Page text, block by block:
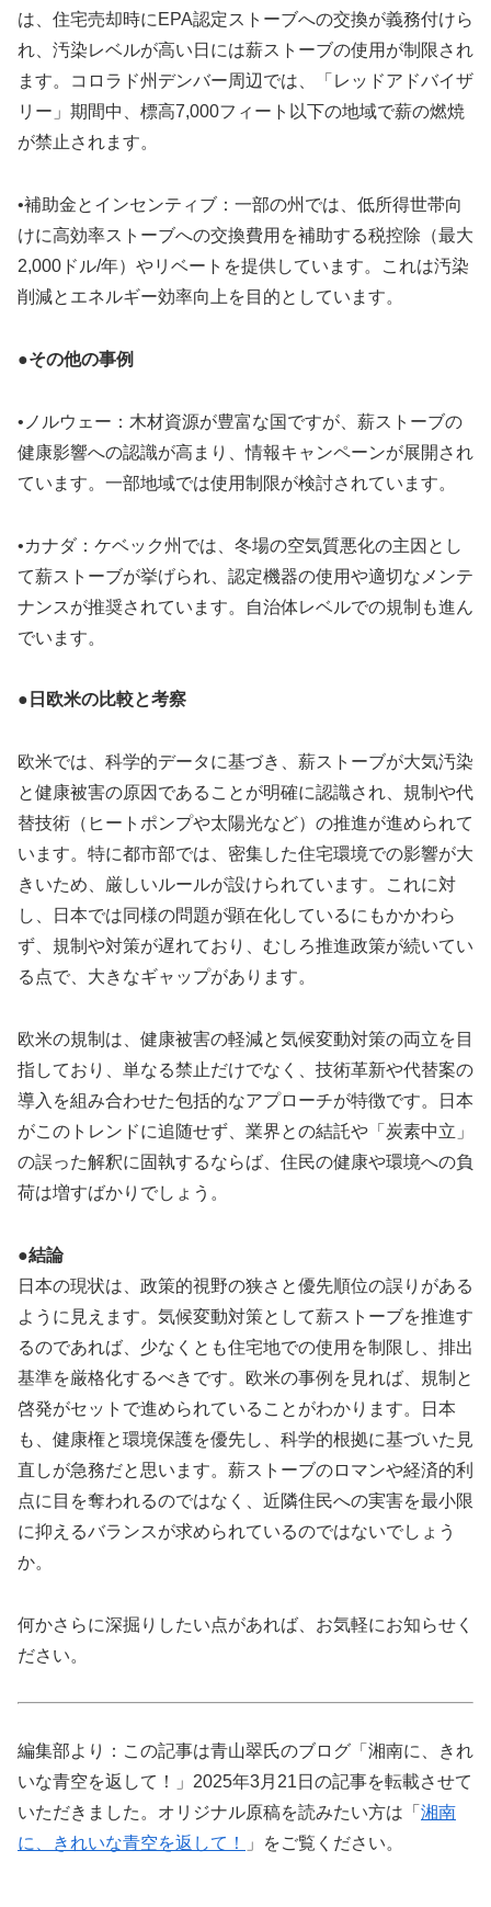
は、住宅売却時にEPA認定ストーブへの交換が義務付けら
れ、汚染レベルが高い日には薪ストーブの使用が制限され
ます。コロラド州デンバー周辺では、「レッドアドバイザ
リー」期間中、標高7,000フィート以下の地域で薪の燃焼
が禁止されます。
•補助金とインセンティブ：一部の州では、低所得世帯向
けに高効率ストーブへの交換費用を補助する税控除（最大
2,000ドル/年）やリベートを提供しています。これは汚染
削減とエネルギー効率向上を目的としています。
●その他の事例
•ノルウェー：木材資源が豊富な国ですが、薪ストーブの
健康影響への認識が高まり、情報キャンペーンが展開され
ています。一部地域では使用制限が検討されています。
•カナダ：ケベック州では、冬場の空気質悪化の主因とし
て薪ストーブが挙げられ、認定機器の使用や適切なメンテ
ナンスが推奨されています。自治体レベルでの規制も進ん
でいます。
●日欧米の比較と考察
欧米では、科学的データに基づき、薪ストーブが大気汚染
と健康被害の原因であることが明確に認識され、規制や代
替技術（ヒートポンプや太陽光など）の推進が進められて
います。特に都市部では、密集した住宅環境での影響が大
きいため、厳しいルールが設けられています。これに対
し、日本では同様の問題が顕在化しているにもかかわら
ず、規制や対策が遅れており、むしろ推進政策が続いてい
る点で、大きなギャップがあります。
欧米の規制は、健康被害の軽減と気候変動対策の両立を目
指しており、単なる禁止だけでなく、技術革新や代替案の
導入を組み合わせた包括的なアプローチが特徴です。日本
がこのトレンドに追随せず、業界との結託や「炭素中立」
の誤った解釈に固執するならば、住民の健康や環境への負
荷は増すばかりでしょう。
●結論
日本の現状は、政策的視野の狭さと優先順位の誤りがある
ように見えます。気候変動対策として薪ストーブを推進す
るのであれば、少なくとも住宅地での使用を制限し、排出
基準を厳格化するべきです。欧米の事例を見れば、規制と
啓発がセットで進められていることがわかります。日本
も、健康権と環境保護を優先し、科学的根拠に基づいた見
直しが急務だと思います。薪ストーブのロマンや経済的利
点に目を奪われるのではなく、近隣住民への実害を最小限
に抑えるバランスが求められているのではないでしょう
か。
何かさらに深掘りしたい点があれば、お気軽にお知らせく
ださい。
編集部より：この記事は青山翠氏のブログ「湘南に、きれ
いな青空を返して！」2025年3月21日の記事を転載させて
いただきました。オリジナル原稿を読みたい方は「 湘南
に、きれいな青空を返して！
」をご覧ください。